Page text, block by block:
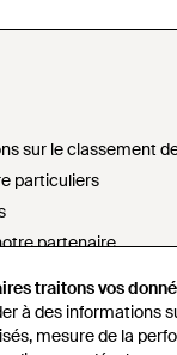
traitons vos
à des informations
mesure de la
sur le classement
particuliers
partenaire
sur l'esclavage